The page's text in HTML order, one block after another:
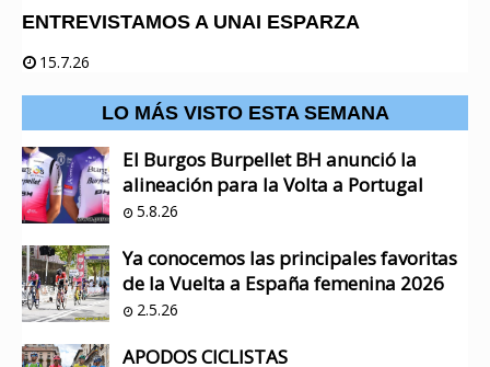
ENTREVISTAMOS A UNAI ESPARZA
15.7.26
LO MÁS VISTO ESTA SEMANA
El Burgos Burpellet BH anunció la
alineación para la Volta a Portugal
5.8.26
Ya conocemos las principales favoritas
de la Vuelta a España femenina 2026
2.5.26
APODOS CICLISTAS